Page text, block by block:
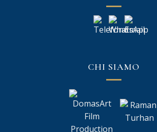
CHI SIAMO